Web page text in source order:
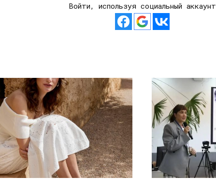
Войти, используя социальный аккаунт